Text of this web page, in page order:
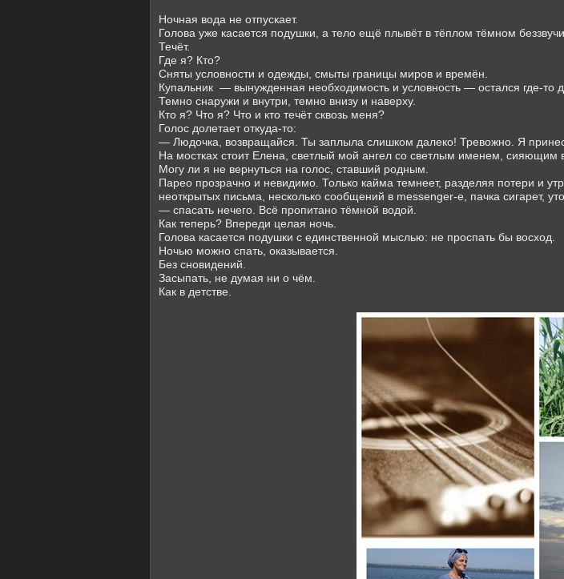
Ночная вода не отпускает.
Голова уже касается подушки, а тело ещё плывёт в тёплом тёмном
Течёт.
Где я? Кто?
Сняты условности и одежды, смыты границы миров и времён.
Купальник — вынужденная необходимость и условность — остался где-то
Темно снаружи и внутри, темно внизу и наверху.
Кто я? Что я? Что и кто течёт сквозь меня?
Голос долетает откуда-то:
— Людочка, возвращайся. Ты заплыла слишком далеко! Тревожно. Я
На мостках стоит Елена, светлый мой ангел со светлым именем, сияющим
Могу ли я не вернуться на голос, ставший родным.
Парео прозрачно и невидимо. Только кайма темнеет, разделяя потери и
неоткрытых письма, несколько сообщений в messenger-е, пачка сигарет,
— спасать нечего. Всё пропитано тёмной водой.
Как теперь? Впереди целая ночь.
Голова касается подушки с единственной мыслью: не проспать бы восход.
Ночью можно спать, оказывается.
Без сновидений.
Засыпать, не думая ни о чём.
Как в детстве.